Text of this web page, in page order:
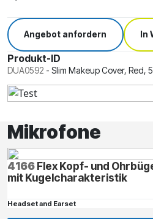
Angebot anfordern In
Produkt-ID
DUA0592 - Slim Makeup Cover, Red,
Mikrofone
4166Flex Kopf- und
mit Kugelcharakteristik
Headset and Earset